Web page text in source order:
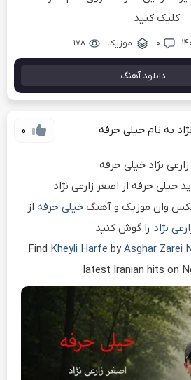
کلیک کنید
۰ موزیک ۱۷۸
دانلود آهنگ
0 به نام خیلی حرفه
نژاد خیلی حرفه
خیلی حرفه از اصغر زارعی نژاد
نکس وان موزیک و آهنگخیلی حرفه از
نژاد را گوش کنید
Find Kheyli Harfe byAsghar Zarei
latest Iranian hits on